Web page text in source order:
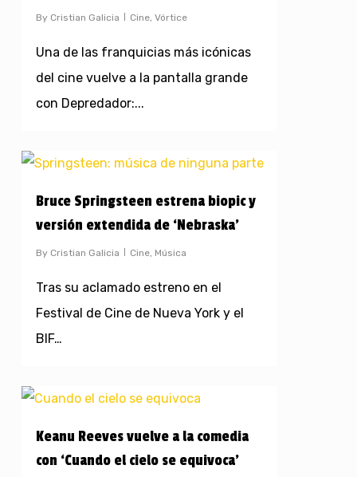
By Cristian Galicia Cine, Vórtice
Una de las franquicias más icónicas
del cine vuelve a la pantalla grande
con Depredador:...
Bruce Springsteen estrena biopic y
versión extendida de ‘Nebraska’
By Cristian Galicia Cine, Música
Tras su aclamado estreno en el
Festival de Cine de Nueva York y el
BIF…
Keanu Reeves vuelve a la comedia
con ‘Cuando el cielo se equivoca’